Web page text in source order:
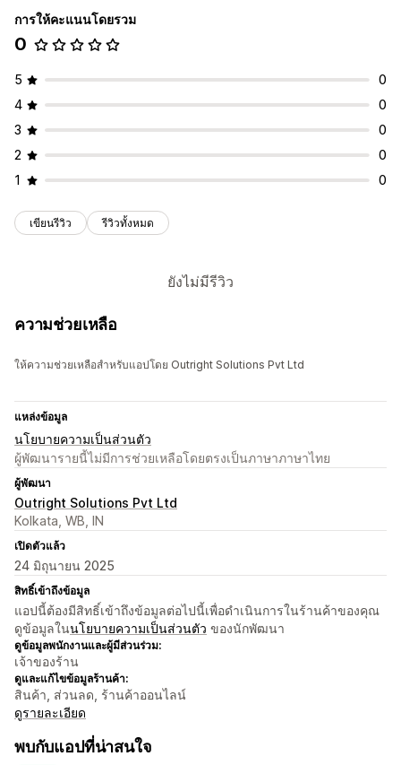
การให้คะแนนโดยรวม
0
5
0
4
0
3
0
2
0
1
0
เขียนรีวิว รีวิวทั้งหมด
ยังไม่มีรีวิว
ความช่วยเหลือ
ให้ความช่วยเหลือสำหรับแอปโดย Outright Solutions Pvt Ltd
แหล่งข้อมูล
นโยบายความเป็นส่วนตัว
ผู้พัฒนารายนี้ไม่มีการช่วยเหลือโดยตรงเป็นภาษาภาษาไทย
ผู้พัฒนา
Outright Solutions Pvt Ltd
Kolkata, WB, IN
เปิดตัวแล้ว
24 มิถุนายน 2025
สิทธิ์เข้าถึงข้อมูล
แอปนี้ต้องมีสิทธิ์เข้าถึงข้อมูลต่อไปนี้เพื่อดำเนินการในร้านค้าของคุณ
ดูข้อมูลในนโยบายความเป็นส่วนตัว ของนักพัฒนา
ดูข้อมูลพนักงานและผู้มีส่วนร่วม:
เจ้าของร้าน
ดูและแก้ไขข้อมูลร้านค้า:
สินค้า, ส่วนลด, ร้านค้าออนไลน์
ดูรายละเอียด
พบกับแอปที่น่าสนใจ